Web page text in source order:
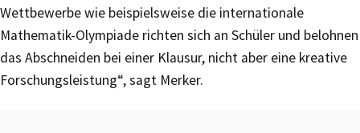
Wettbewerbe wie beispielsweise die internationale
Mathematik-Olympiade richten sich an Schüler und belohnen
das Abschneiden bei einer Klausur, nicht aber eine kreative
Forschungsleistung“, sagt Merker.